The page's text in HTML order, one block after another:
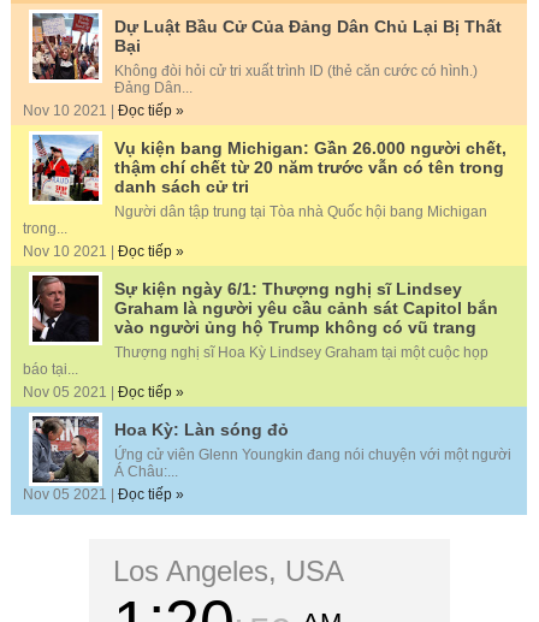
Dự Luật Bầu Cử Của Đảng Dân Chủ Lại Bị Thất
Bại
Không đòi hỏi cử tri xuất trình ID (thẻ căn cước có hình.)
Đảng Dân...
Nov 10 2021 | Đọc tiếp »
Vụ kiện bang Michigan: Gần 26.000 người chết,
thậm chí chết từ 20 năm trước vẫn có tên trong
danh sách cử tri
Người dân tập trung tại Tòa nhà Quốc hội bang Michigan
trong...
Nov 10 2021 | Đọc tiếp »
Sự kiện ngày 6/1: Thượng nghị sĩ Lindsey
Graham là người yêu cầu cảnh sát Capitol bắn
vào người ủng hộ Trump không có vũ trang
Thượng nghị sĩ Hoa Kỳ Lindsey Graham tại một cuộc họp
báo tại...
Nov 05 2021 | Đọc tiếp »
Hoa Kỳ: Làn sóng đỏ
Ứng cử viên Glenn Youngkin đang nói chuyện với một người
Á Châu:...
Nov 05 2021 | Đọc tiếp »
Los Angeles, USA